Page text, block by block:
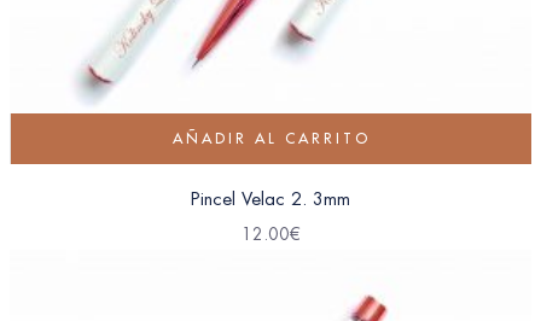
AÑADIR AL CARRITO
Pincel Velac 2. 3mm
12.00€